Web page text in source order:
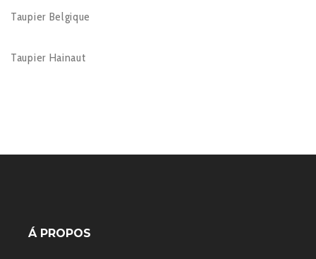
Taupier Belgique
Taupier Hainaut
Á PROPOS